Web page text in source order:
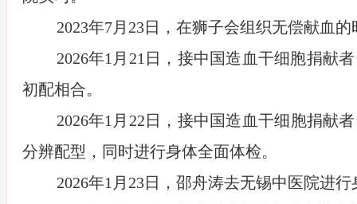
2023年7月 23日，在狮子会组织无偿献血
2026年1 月 21 日，接中国造血干细胞捐献
初配相合。
2026年1 月 22 日，接中国造血干细胞捐献
分辨配型，同时进行身体全面体检。
2026年1 月 23日，邵舟涛去无锡中医院进